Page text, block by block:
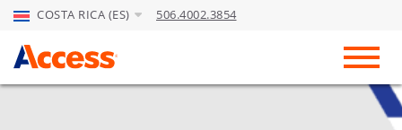
Skip to Main Content
COSTA RICA (ES) 506.4002.3854